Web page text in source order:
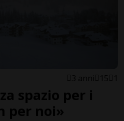
3 anni 15 1
spazio per i
per noi»